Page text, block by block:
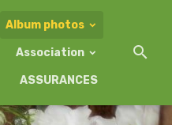
Album photos
Association
ASSURANCES